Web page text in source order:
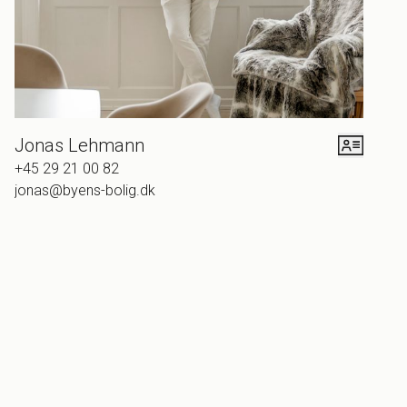
stuelejlighedens ejer. Der er også fuld kælder under ejendommen, hvor I har
masser af velkommen opbevaringsplads til cykler og andre ting og sager.
Beliggenheden byder på gå- og cykleafstand til alt fra daginstitutioner og
skoler til indkøb, sportsfaciliteter og fitness, ligesom I kan gå til
med tog til København mod centrum, nordpå eller til lufthavnen. Det er også
her Svanemøllehallen med et kæmpestort udbud af sportsgrene befinder sig.
Ellers har I B93’s fodboldbaner og tennisanlæg inden for gåafstand i dette
Jonas Lehmann
+45 29 21 00 82
jonas@byens-bolig.dk